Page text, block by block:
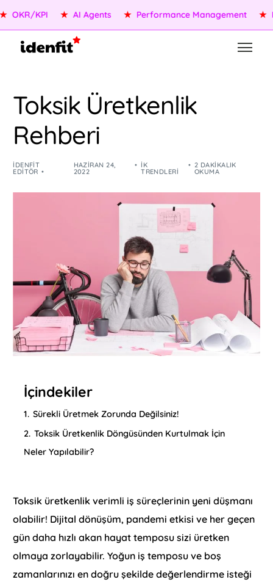
OKR/KPI AI Agents Performance Management
Toksik Üretkenlik
Rehberi
IDENFIT
EDITÖR
HAZIRAN 24,
2022
İK
TRENDLERI
2 DAKIKALIK
OKUMA
İçindekiler
1. Sürekli Üretmek Zorunda Değilsiniz!
2. Toksik Üretkenlik Döngüsünden Kurtulmak İçin
Neler Yapılabilir?
Toksik üretkenlik verimli iş süreçlerinin yeni düşmanı
olabilir! Dijital dönüşüm, pandemi etkisi ve her geçen
gün daha hızlı akan hayat temposu sizi üretken
olmaya zorlayabilir. Yoğun iş temposu ve boş
zamanlarınızı en doğru şekilde değerlendirme isteği